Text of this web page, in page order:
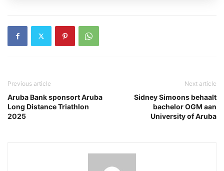
Previous article
Aruba Bank sponsort Aruba
Long Distance Triathlon
2025
Next article
Sidney Simoons behaalt
bachelor OGM aan
University of Aruba